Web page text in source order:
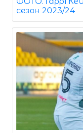
сезон 2023/24